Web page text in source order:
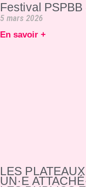
Festival PSPBB
5 mars 2026
En savoir +
LES
UN·E